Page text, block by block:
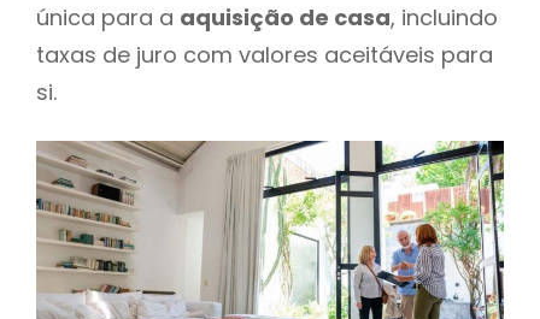
única para a aquisição de casa, incluindo
taxas de juro com valores aceitáveis para
si.